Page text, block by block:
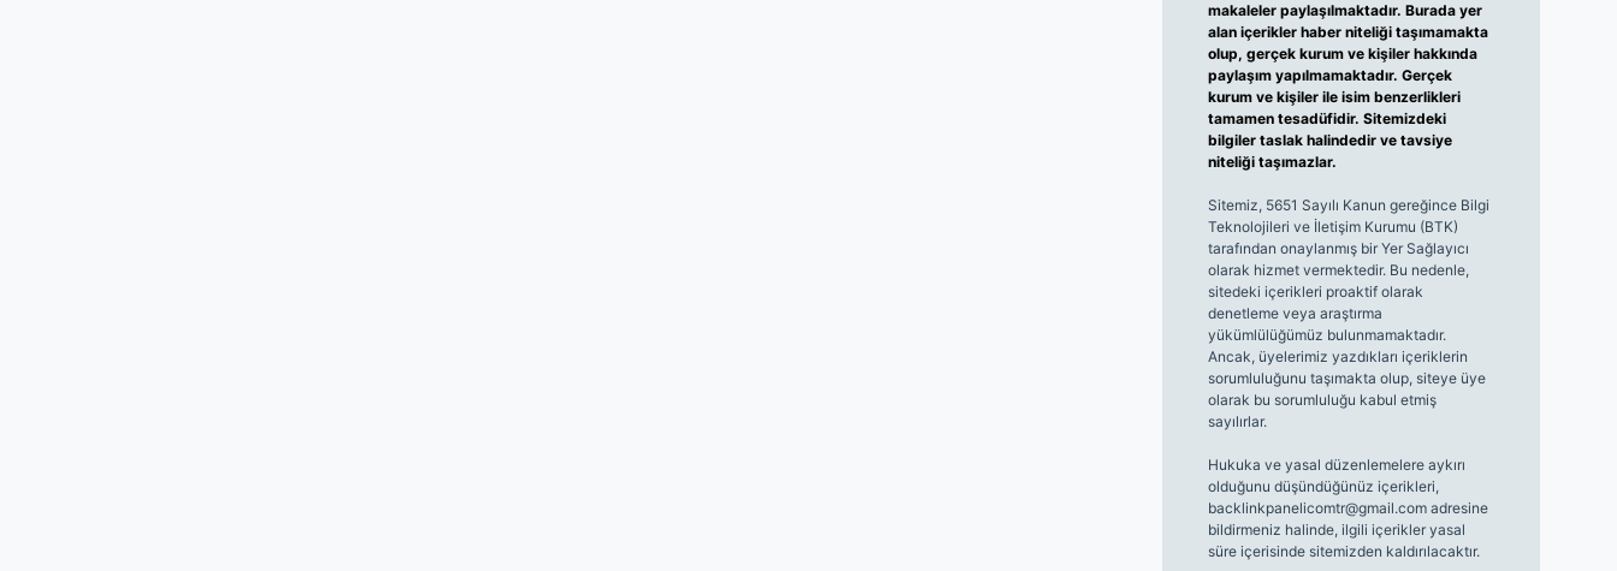
makaleler paylaşılmaktadır. Burada yer
alan içerikler haber niteliği taşımamakta
olup, gerçek kurum ve kişiler hakkında
paylaşım yapılmamaktadır. Gerçek
kurum ve kişiler ile isim benzerlikleri
tamamen tesadüfidir. Sitemizdeki
bilgiler taslak halindedir ve tavsiye
niteliği taşımazlar.
Sitemiz, 5651 Sayılı Kanun gereğince Bilgi
Teknolojileri ve İletişim Kurumu (BTK)
tarafından onaylanmış bir Yer Sağlayıcı
olarak hizmet vermektedir. Bu nedenle,
sitedeki içerikleri proaktif olarak
denetleme veya araştırma
yükümlülüğümüz bulunmamaktadır.
Ancak, üyelerimiz yazdıkları içeriklerin
sorumluluğunu taşımakta olup, siteye üye
olarak bu sorumluluğu kabul etmiş
sayılırlar.
Hukuka ve yasal düzenlemelere aykırı
olduğunu düşündüğünüz içerikleri,
backlinkpanelicomtr@gmail.comadresine
bildirmeniz halinde, ilgili içerikler yasal
süre içerisinde sitemizden kaldırılacaktır.